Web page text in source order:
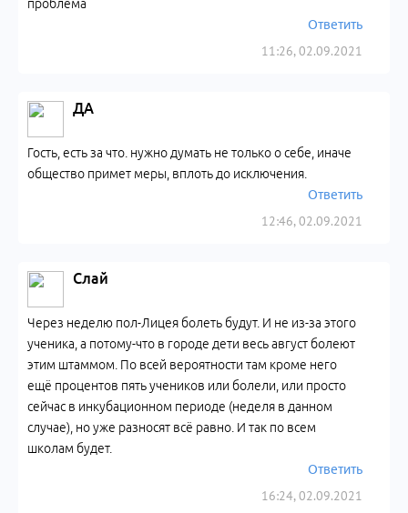
11:26, 02.09.2021
проблема
Ответить
ДА
12:46, 02.09.2021
Гость, есть за что. нужно думать не только о себе, иначе
общество примет меры, вплоть до исключения.
Ответить
Слай
16:24, 02.09.2021
Через неделю пол-Лицея болеть будут. И не из-за этого
ученика, а потому-что в городе дети весь август болеют
этим штаммом. По всей вероятности там кроме него
ещё процентов пять учеников или болели, или просто
сейчас в инкубационном периоде (неделя в данном
случае), но уже разносят всё равно. И так по всем
школам будет.
Ответить